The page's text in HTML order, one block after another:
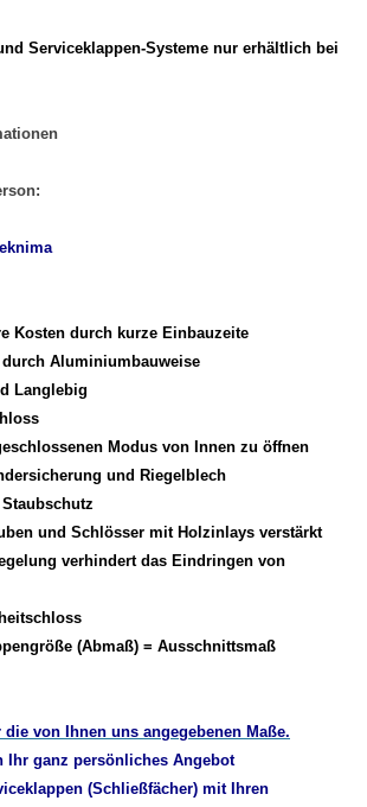
Serviceklappen-Systeme nur erhältlich bei
Kosten durch kurze Einbauzeite
Aluminiumbauweise
Langlebig
Modus von Innen zu öffnen
und Riegelblech
und Schlösser mit Holzinlays verstärkt
verhindert das Eindringen von
(Abmaß) = Ausschnittsmaß
von Ihnen uns angegebenen Maße.
Ihr ganz persönliches Angebot
(Schließfächer) mit Ihren